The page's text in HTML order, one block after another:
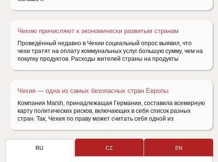
Чехию причисляют к экономически развитым странам
Проведённый недавно в Чехии социальный опрос выявил, что
чехи тратят на оплату коммунальных услуг большую сумму, чем на
покупку продуктов. Расходы жителей страны на продукты
Чехия — одна из самых безопасных стран Европы
Компания Marsh, принадлежащая Германии, составила всемирную
карту политических рисков, включающих в себя список разных
стран. Так, Чехия по праву может считать себя одной из
RU CZ EN